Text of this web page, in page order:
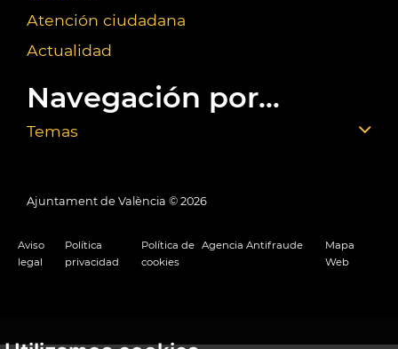
Atención ciudadana
Actualidad
Navegación por...
Temas
Ajuntament de València © 2026
Aviso
legal
Política
privacidad
Política de
cookies
Agencia Antifraude
Mapa
Web